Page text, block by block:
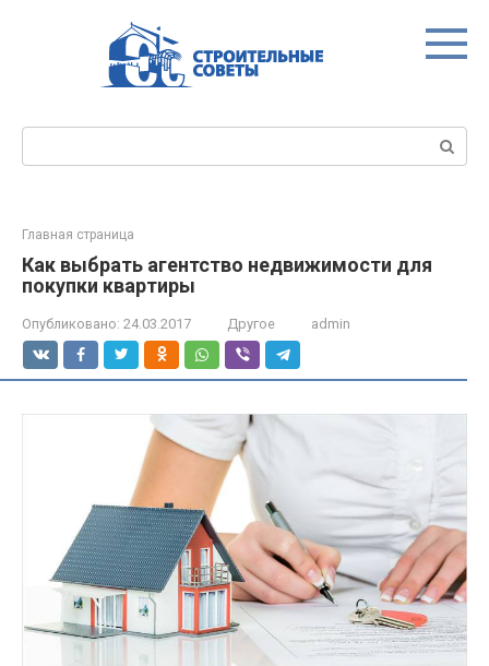
Главная страница
Как выбрать агентство недвижимости для
покупки квартиры
Опубликовано: 24.03.2017 Другое admin